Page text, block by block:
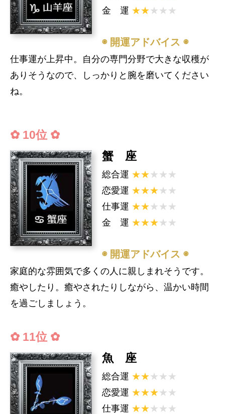
金 運 ★★★★★
◉ 開運アドバイス ◉
仕事運が上昇中。自分の専門分野で大きな収穫が
ありそうなので、しっかりと腕を磨いてください
ね。
✿ 10位 ✿
蟹 座
総合運 ★★★★★
恋愛運 ★★★★★
仕事運 ★★★★★
金 運 ★★★★★
◉ 開運アドバイス ◉
家庭的な雰囲気で多くの人に親しまれそうです。
癒やしたり。癒やされたりしながら、温かい時間
を過ごしましょう。
✿ 11位 ✿
魚 座
総合運 ★★★★★
恋愛運 ★★★★★
仕事運 ★★★★★